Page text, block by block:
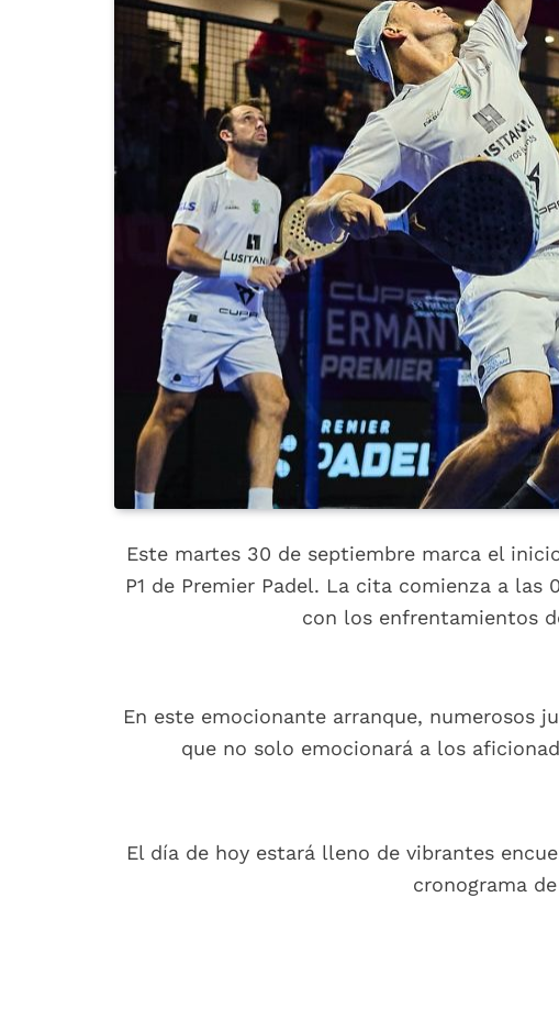
Este martes 30 de septiembre marca el
P1 de Premier Padel. La cita comienza a
con los enfrentamientos
En este emocionante arranque, numerosos
que no solo emocionará a los
El día de hoy estará lleno de vibrantes
cronograma